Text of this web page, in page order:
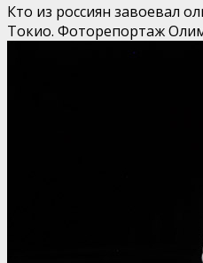
Кто из россиян завоевал
Токио. Фоторепортаж